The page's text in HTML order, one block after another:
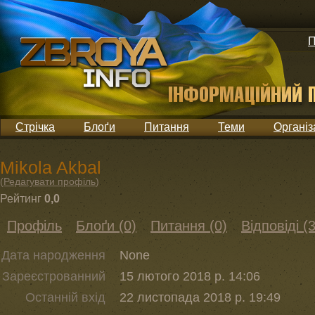
Стрічка Блоґи Питання Теми
Mikola Akbal
(Редагувати профіль)
Рейтинг 0,0
Профіль Блоґи (0) Питання (0) Відповіді
Дата народження
None
Зареєстрованний
15 лютого 2018 р. 14:06
Останній вхід
22 листопада 2018 р. 19:49